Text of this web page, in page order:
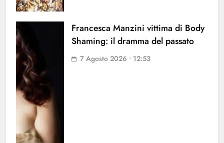
Francesca Manzini vittima di Body
Shaming: il dramma del passato
7 Agosto 2026 • 12:53